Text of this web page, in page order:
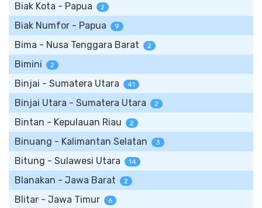
Biak Kota - Papua 2
Biak Numfor - Papua 9
Bima - Nusa Tenggara Barat 2
Bimini 2
Binjai - Sumatera Utara 41
Binjai Utara - Sumatera Utara 2
Bintan - Kepulauan Riau 2
Binuang - Kalimantan Selatan 3
Bitung - Sulawesi Utara 14
Blanakan - Jawa Barat 2
Blitar - Jawa Timur 6